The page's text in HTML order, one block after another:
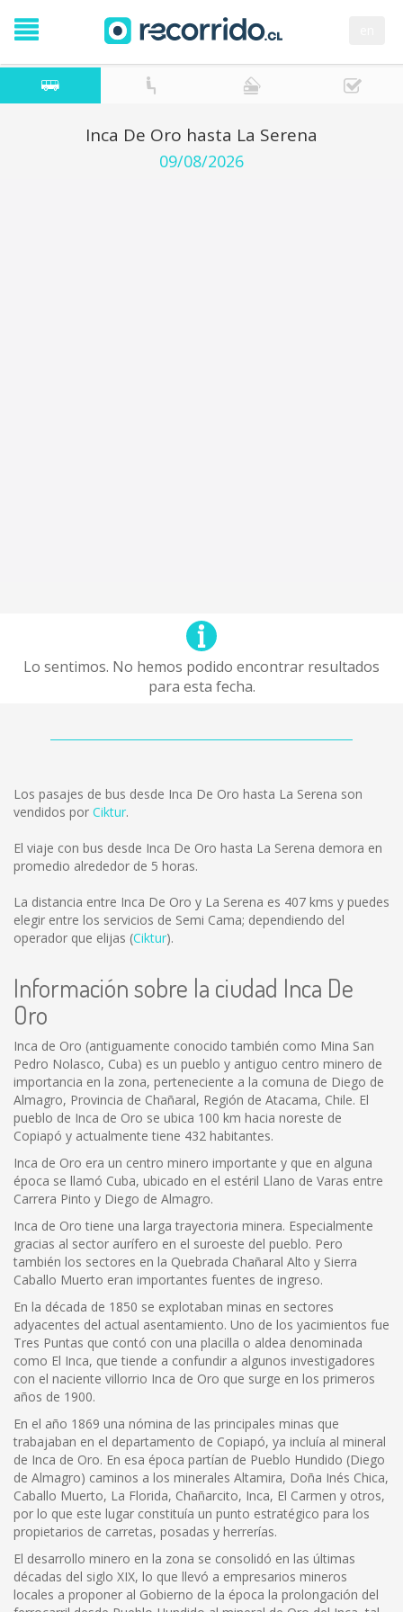
Inca De Oro hasta La Serena
09/08/2026
Lo sentimos. No hemos podido encontrar resultados
para esta fecha.
Los pasajes de bus desde Inca De Oro hasta La Serena son
vendidos por Ciktur.
El viaje con bus desde Inca De Oro hasta La Serena demora en
promedio alrededor de 5 horas.
La distancia entre Inca De Oro y La Serena es 407 kms y puedes
elegir entre los servicios de Semi Cama; dependiendo del
operador que elijas (Ciktur).
Información sobre la ciudad Inca De
Oro
Inca de Oro (antiguamente conocido también como Mina San
Pedro Nolasco, Cuba) es un pueblo y antiguo centro minero de
importancia en la zona, perteneciente a la comuna de Diego de
Almagro, Provincia de Chañaral, Región de Atacama, Chile. El
pueblo de Inca de Oro se ubica 100 km hacia noreste de
Copiapó y actualmente tiene 432 habitantes.
Inca de Oro era un centro minero importante y que en alguna
época se llamó Cuba, ubicado en el estéril Llano de Varas entre
Carrera Pinto y Diego de Almagro.
Inca de Oro tiene una larga trayectoria minera. Especialmente
gracias al sector aurífero en el suroeste del pueblo. Pero
también los sectores en la Quebrada Chañaral Alto y Sierra
Caballo Muerto eran importantes fuentes de ingreso.
En la década de 1850 se explotaban minas en sectores
adyacentes del actual asentamiento. Uno de los yacimientos fue
Tres Puntas que contó con una placilla o aldea denominada
como El Inca, que tiende a confundir a algunos investigadores
con el naciente villorrio Inca de Oro que surge en los primeros
años de 1900.
En el año 1869 una nómina de las principales minas que
trabajaban en el departamento de Copiapó, ya incluía al mineral
de Inca de Oro. En esa época partían de Pueblo Hundido (Diego
de Almagro) caminos a los minerales Altamira, Doña Inés Chica,
Caballo Muerto, La Florida, Chañarcito, Inca, El Carmen y otros,
por lo que este lugar constituía un punto estratégico para los
propietarios de carretas, posadas y herrerías.
El desarrollo minero en la zona se consolidó en las últimas
décadas del siglo XIX, lo que llevó a empresarios mineros
locales a proponer al Gobierno de la época la prolongación del